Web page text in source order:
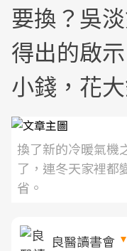
要換？吳
得出的啟
小錢，花
換了新的冷暖氣機
了，連冬天家裡都
省。
良醫讀書會